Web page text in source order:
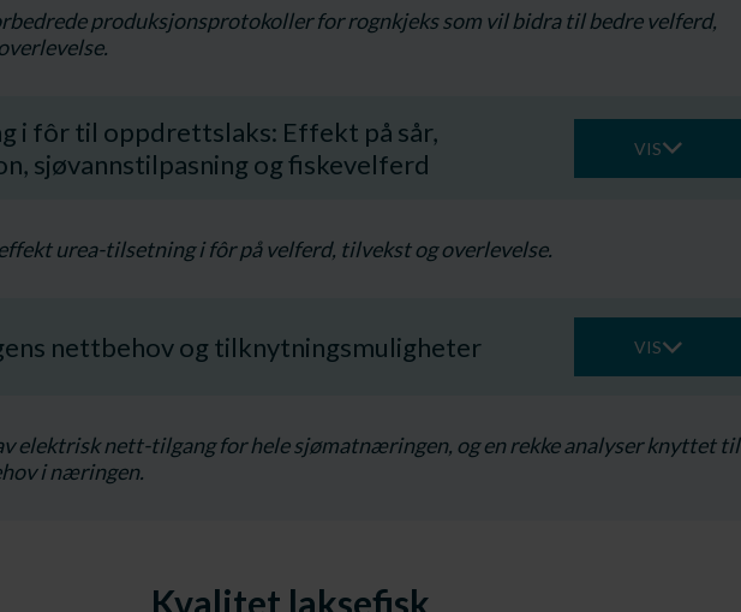
produksjonsprotokoller for rognkjeks som vil bidra til bedre velferd,
i fôr til oppdrettslaks: Effekt på sår,
sjøvannstilpasning og fiskevelferd
VIS
urea-tilsetning i fôr på velferd, tilvekst og overlevelse.
nettbehov og tilknytningsmuligheter VIS
elektrisk nett-tilgang for hele sjømatnæringen, og en rekke analyser knyttet til
i næringen.
Kvalitet laksefisk